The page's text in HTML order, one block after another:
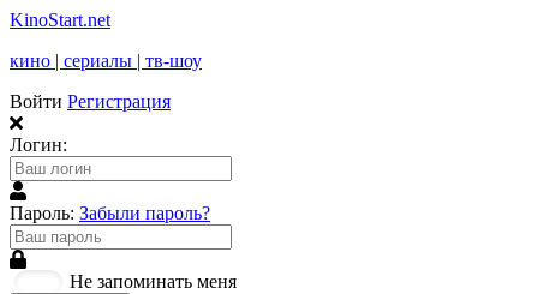
KinoStart.net
кино | сериалы | тв-шоу
Войти Регистрация
Логин:
Пароль: Забыли пароль?
Не запоминать меня